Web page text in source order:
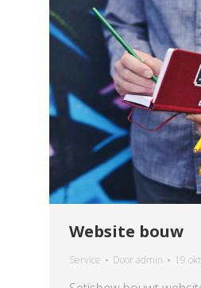
Website bouw
Service Dooradmin 19